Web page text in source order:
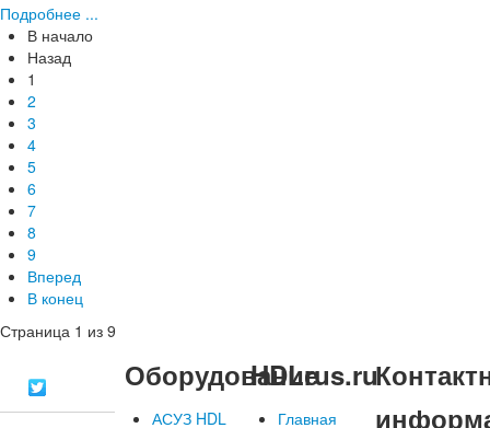
Подробнее ...
В начало
Назад
1
2
3
4
5
6
7
8
9
Вперед
В конец
Страница 1 из 9
Оборудование
АСУЗ HDL
HDLrus.ru
Главная